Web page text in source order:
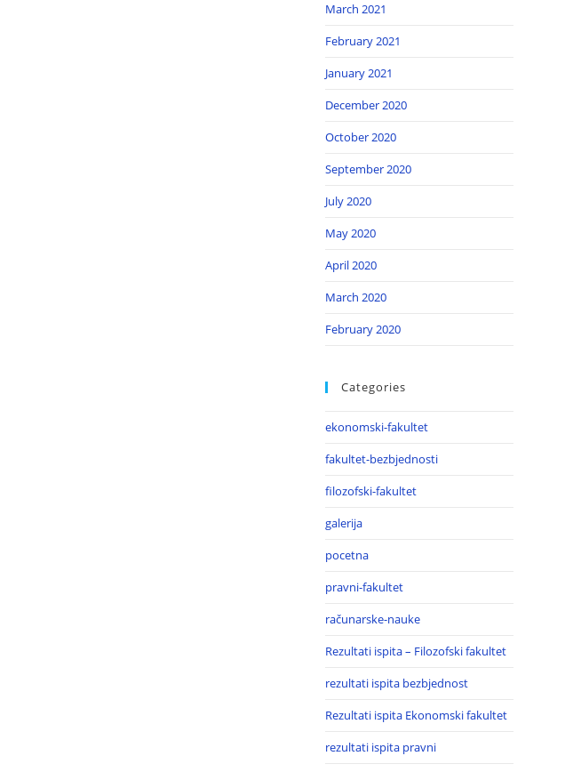
March 2021
February 2021
January 2021
December 2020
October 2020
September 2020
July 2020
May 2020
April 2020
March 2020
February 2020
Categories
ekonomski-fakultet
fakultet-bezbjednosti
filozofski-fakultet
galerija
pocetna
pravni-fakultet
računarske-nauke
Rezultati ispita – Filozofski fakultet
rezultati ispita bezbjednost
Rezultati ispita Ekonomski fakultet
rezultati ispita pravni